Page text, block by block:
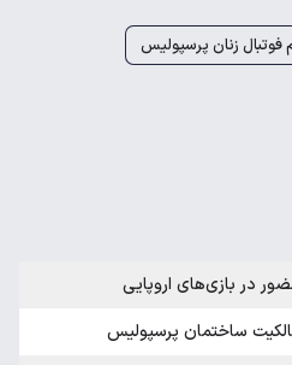
فوتبال زنان پرسپولیس
در بازی‌های اروپایی
ساختمان پرسپولیس